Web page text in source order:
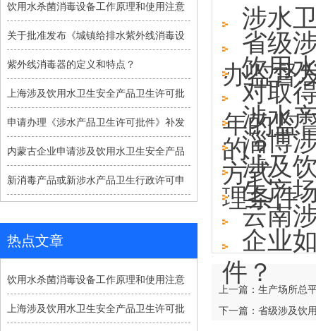
饮用水杀菌消毒设备工作原理和使用注意
关于批准发布《城镇给排水紫外线消毒设
紫外线消毒器的定义和特点？
上海涉及饮用水卫生安全产品卫生许可批
申请办理《涉水产品卫生许可批件》补发
内蒙古企业申请涉及饮用水卫生安全产品
新消毒产品或新涉水产品卫生行政许可申
热点文章
饮用水杀菌消毒设备工作原理和使用注意
上海涉及饮用水卫生安全产品卫生许可批
涉水
省级
办监督
饮用
对取
年的监
涉水
的？
淄博
方式
涉及
理条件
生产
云南
企业
件？
上一篇：生产场所总
下一篇：省级涉及饮